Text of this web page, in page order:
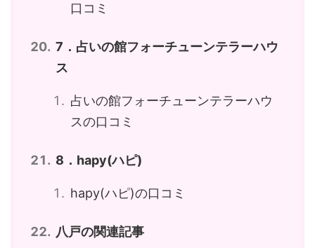
口コミ
7．占いの館フォーチューンテラーハウ
ス
占いの館フォーチューンテラーハウ
スの口コミ
8．hapy(ハピ)
hapy(ハピ)の口コミ
八戸の関連記事